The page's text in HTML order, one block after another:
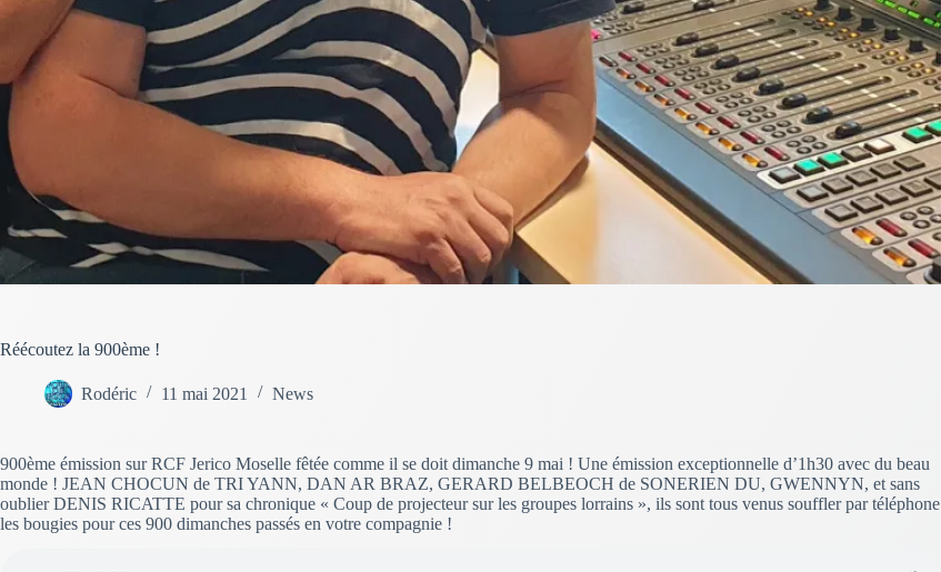
Réécoutez la 900ème !
Rodéric 11 mai 2021 News
900ème émission sur RCF Jerico Moselle fêtée comme il se doit dimanche 9 mai ! Une émission exceptionnelle d’1h30 avec du beau
monde ! JEAN CHOCUN de TRI YANN, DAN AR BRAZ, GERARD BELBEOCH de SONERIEN DU, GWENNYN, et sans
oublier DENIS RICATTE pour sa chronique « Coup de projecteur sur les groupes lorrains », ils sont tous venus souffler par téléphone
les bougies pour ces 900 dimanches passés en votre compagnie !